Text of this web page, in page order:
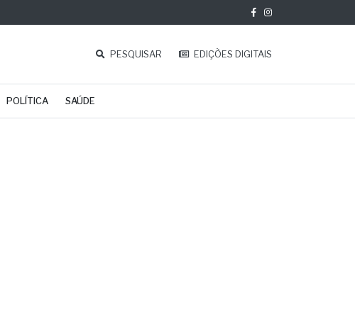
PESQUISAR EDIÇÕES DIGITAIS
POLÍTICA SAÚDE